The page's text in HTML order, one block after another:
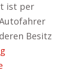
ist per
Besitz